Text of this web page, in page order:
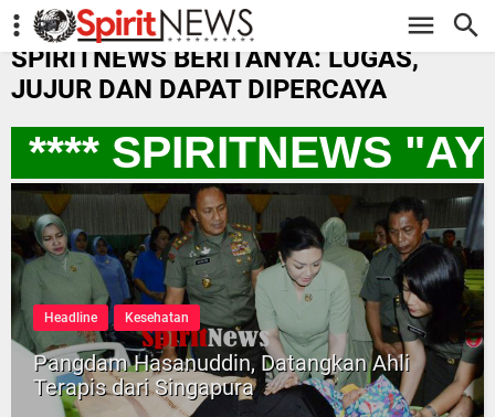
-->
SPIRITNEWS BERITANYA: LUGAS,
JUJUR DAN DAPAT DIPERCAYA
SPIRITNEWS
Headline Kesehatan
Pangdam Hasanuddin, Datangkan Ahli
Terapis dari Singapura